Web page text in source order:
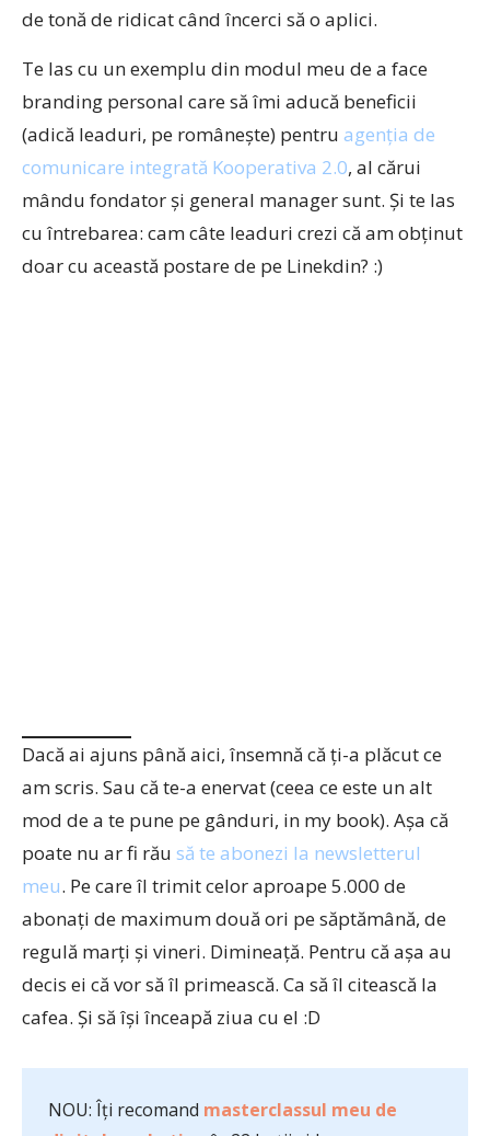
de tonă de ridicat când încerci să o aplici.
Te las cu un exemplu din modul meu de a face
branding personal care să îmi aducă beneficii
(adică leaduri, pe românește) pentru agenția de
comunicare integrată Kooperativa 2.0, al cărui
mându fondator și general manager sunt. Și te las
cu întrebarea: cam câte leaduri crezi că am obținut
doar cu această postare de pe Linekdin? :)
Dacă ai ajuns până aici, însemnă că ți-a plăcut ce
am scris. Sau că te-a enervat (ceea ce este un alt
mod de a te pune pe gânduri, in my book). Așa că
poate nu ar fi rău să te abonezi la newsletterul
meu. Pe care îl trimit celor aproape 5.000 de
abonați de maximum două ori pe săptămână, de
regulă marți și vineri. Dimineață. Pentru că așa au
decis ei că vor să îl primească. Ca să îl citească la
cafea. Și să își înceapă ziua cu el :D
NOU: Îți recomand masterclassul meu de